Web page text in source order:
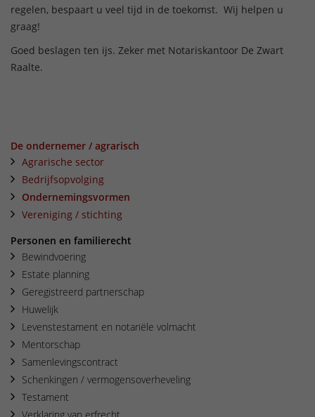
regelen, bespaart u veel tijd in de toekomst. Wij helpen u
graag!
Goed beslagen ten ijs. Zeker met Notariskantoor De Zwart
Raalte.
De ondernemer / agrarisch
Agrarische sector
Bedrijfsopvolging
Ondernemingsvormen
Vereniging / stichting
Personen en familierecht
Bewindvoering
Estate planning
Geregistreerd partnerschap
Huwelijk
Levenstestament en notariële volmacht
Mentorschap
Samenlevingscontract
Schenkingen / vermogensoverheveling
Testament